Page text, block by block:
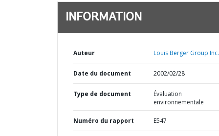
INFORMATION
Auteur Louis Berger Group
Date du document 2002/02/28
Type de document
Évaluation
environnementale
Numéro du rapport E547